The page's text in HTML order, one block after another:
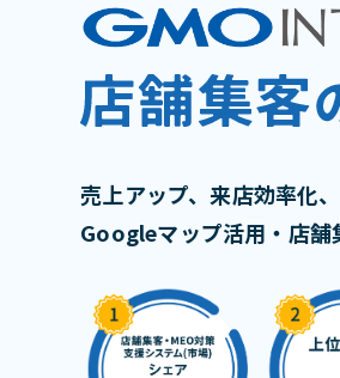
売上アップ、来店効率化
Googleマップ活用・店舗